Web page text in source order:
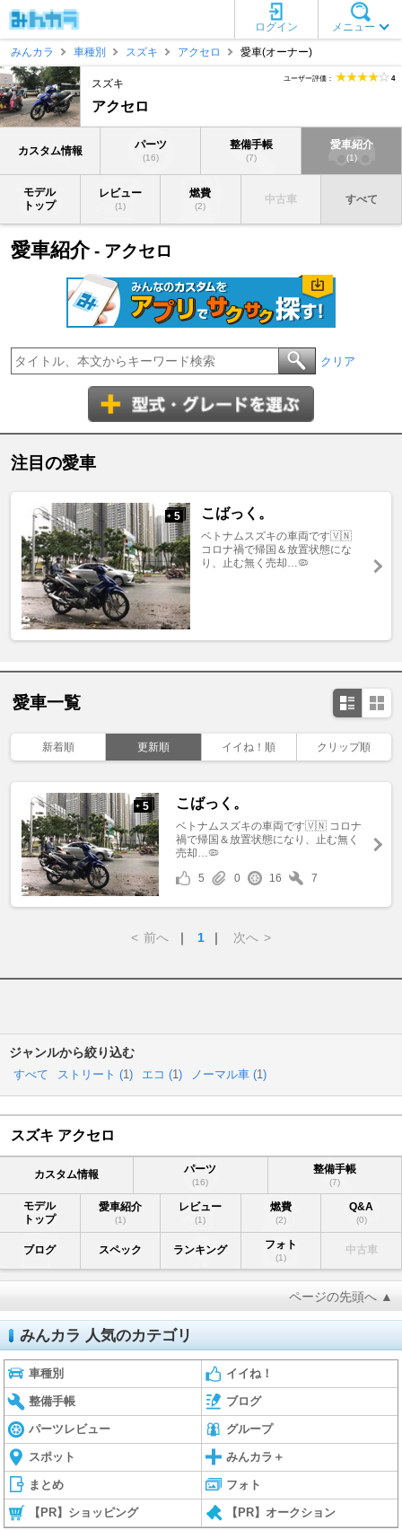
メニュー
ログイン
みんカラ
車種別 スズキ アクセロ 愛車(オーナー)
スズキ
アクセロ
ユーザー評価： 4
カスタム情報 パーツ
(16)
整備手帳
(7)
愛車紹介
(1)
モデル
トップ
レビュー
(1)
燃費
(2)
中古車 すべて
愛車紹介- アクセロ
クリア
注目の愛車
+ 5 こばっく。
ベトナムスズキの車両です🇻🇳
コロナ禍で帰国＆放置状態にな
り、止む無く売却…🦠
愛車一覧
新着順 更新順 イイね！順 クリップ順
+ 5 こばっく。
ベトナムスズキの車両です🇻🇳 コロナ
禍で帰国＆放置状態になり、止む無く
売却…🦠
5
0 16 7
< 前へ ｜ 1 ｜ 次へ >
ジャンルから絞り込む
すべて ストリート (1 ) エコ (1 ) ノーマル車 (1 )
スズキ アクセロ
カスタム情報 パーツ
(16)
整備手帳
(7)
モデル
トップ
愛車紹介
(1)
レビュー
(1)
燃費
(2)
Q&A
(0)
ブログ スペック ランキング フォト
(1)
中古車
ページの先頭へ ▲
みんカラ 人気のカテゴリ
車種別 イイね！
整備手帳 ブログ
パーツレビュー グループ
スポット みんカラ＋
まとめ フォト
【PR】ショッピング 【PR】オークション